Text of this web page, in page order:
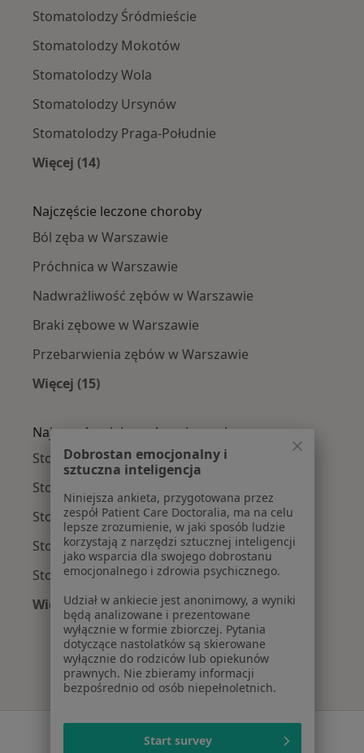
Stomatolodzy Śródmieście
Stomatolodzy Mokotów
Stomatolodzy Wola
Stomatolodzy Ursynów
Stomatolodzy Praga-Południe
Więcej (14)
Najczęście leczone choroby
Ból zęba w Warszawie
Próchnica w Warszawie
Nadwrażliwość zębów w Warszawie
Braki zębowe w Warszawie
Przebarwienia zębów w Warszawie
Więcej (15)
Najpopularniejsze ubezpieczenia
Stomatolodzy z Medicover w Warszawie
Stomatolodzy z Allianz w Warszawie
Stomatolodzy z INTER Polska w Warszawie
Stomatolodzy z Signal Iduna w Warszawie
Stomatolodzy z Compensa w Warszawie
Więcej (9)
Więcej w kategorii: Najpopularniejsze
Dobrostan emocjonalny i
sztuczna inteligencja
Niniejsza ankieta, przygotowana przez
zespół Patient Care Doctoralia, ma na celu
lepsze zrozumienie, w jaki sposób ludzie
korzystają z narzędzi sztucznej inteligencji
jako wsparcia dla swojego dobrostanu
emocjonalnego i zdrowia psychicznego.
Udział w ankiecie jest anonimowy, a wyniki
będą analizowane i prezentowane
wyłącznie w formie zbiorczej. Pytania
dotyczące nastolatków są skierowane
wyłącznie do rodziców lub opiekunów
prawnych. Nie zbieramy informacji
bezpośrednio od osób niepełnoletnich.
Start survey